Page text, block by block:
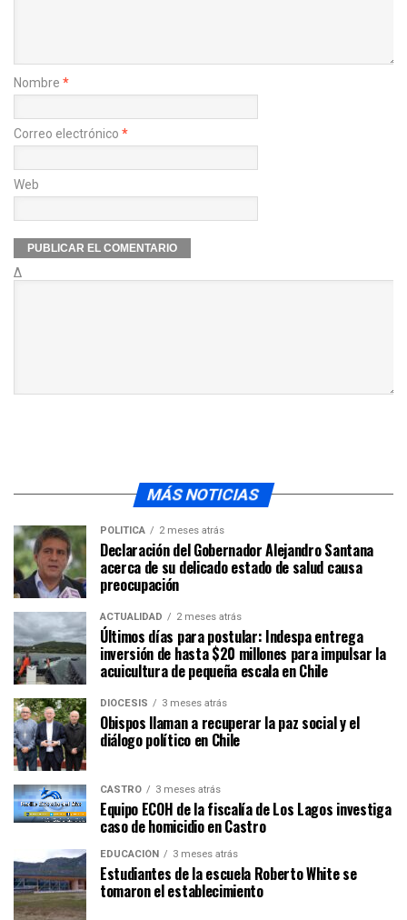
Nombre *
Correo electrónico *
Web
Δ
MÁS NOTICIAS
POLÍTICA 2 meses atrás
Declaración del Gobernador Alejandro Santana
acerca de su delicado estado de salud causa
preocupación
ACTUALIDAD 2 meses atrás
Últimos días para postular: Indespa entrega
inversión de hasta $20 millones para impulsar la
acuicultura de pequeña escala en Chile
DIÓCESIS 3 meses atrás
Obispos llaman a recuperar la paz social y el
diálogo político en Chile
CASTRO 3 meses atrás
Equipo ECOH de la fiscalía de Los Lagos investiga
caso de homicidio en Castro
EDUCACIÓN 3 meses atrás
Estudiantes de la escuela Roberto White se
tomaron el establecimiento